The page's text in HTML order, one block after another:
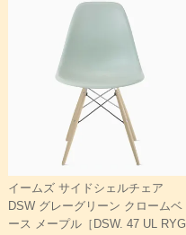
イームズ サイドシェルチェア
DSW グレーグリーン クロームベ
ース メープル［DSW. 47 UL RYG